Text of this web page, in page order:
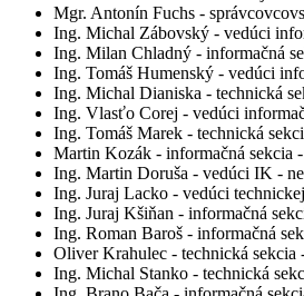
Mgr. Antonín Fuchs -
Ing. Michal Zábovský - vedúci
Ing. Milan Chladný - informačná
Ing. Tomáš Humenský - vedúci
Ing. Michal Dianiska - technická
Ing. Vlasťo Corej - vedúci
Ing. Tomáš Marek - technická
Martin Kozák - informačná sekcia
Ing. Martin Doruša - vedúci IK -
Ing. Juraj Lacko - vedúci
Ing. Juraj Kšiňan - informačná
Ing. Roman Baroš - informačná
Oliver Krahulec - technická sekcia
Ing. Michal Stanko - technická